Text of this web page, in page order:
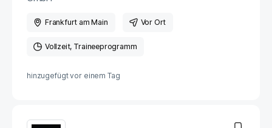
Frankfurt am Main Vor Ort
Vollzeit Traineeprogramm
hinzugefügt vor einem Tag